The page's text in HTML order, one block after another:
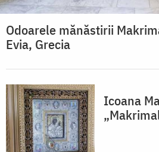
Odoarele mănăstirii
Evia, Grecia
Icoana